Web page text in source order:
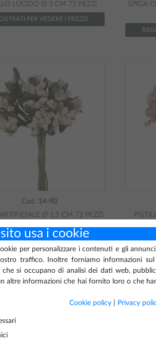
LUCIDO Ø 3 CM 72 PEZZI
PER VEDERE I PREZZI
SPIGA
Cod. 14-90
Ø 1,5 CM 72 PEZZI
PER VEDERE I PREZZI
usa i cookie
per personalizzare i contenuti e gli
traffico. Inoltre forniamo informazioni
si occupano di analisi dei dati web,
altre informazioni che hai fornito loro o che
Cookie policy
Privacy